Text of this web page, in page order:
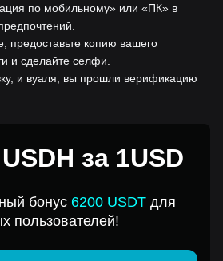
по мобильному» или «ПК» в
предоставьте копию вашего
и сделайте селфи.
и вуаля, вы прошли верификацию
за 1USD
бонус 6200 USDTдля
пользователей!